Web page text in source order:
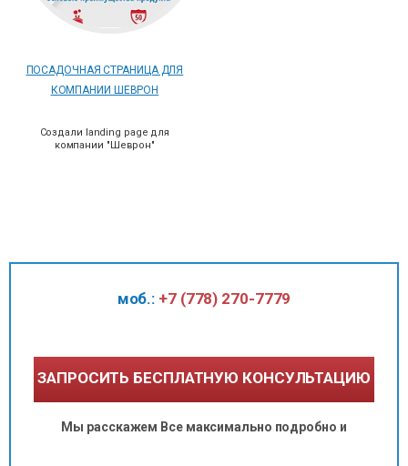
ПОСАДОЧНАЯ СТРАНИЦА ДЛЯ
КОМПАНИИ ШЕВРОН
Создали landing page для
компании "Шеврон"
моб.: +7 (778) 270-7779
ЗАПРОСИТЬ БЕСПЛАТНУЮ КОНСУЛЬТАЦИЮ
Мы расскажем Все максимально подробно и